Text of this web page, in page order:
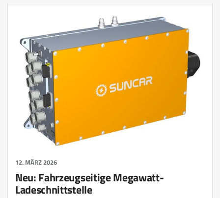
12. MÄRZ 2026
Neu: Fahrzeugseitige Megawatt-
Ladeschnittstelle